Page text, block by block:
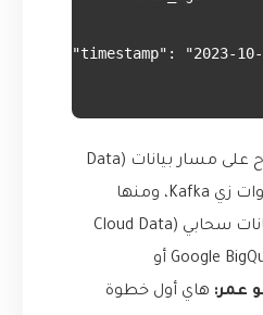
هاي البيانات كانت تروح على مسار بيانات (Data
Pipeline) باستخدام أدوات زي Kafka، ومنها
تتخزن في مستودع بيانات سحابي (Cloud Data
Warehouse) مثل Google BigQuery أو
عمر: هاي أول خطوة